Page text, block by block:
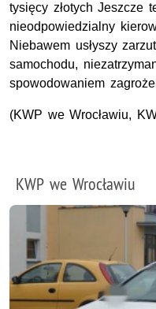
tysięcy złotych Jeszcze
nieodpowiedzialny
Niebawem usłyszy
samochodu,
spowodowaniem
(KWP we Wrocławiu,
KWP we Wrocławiu